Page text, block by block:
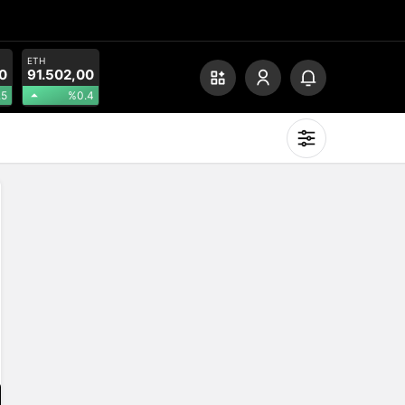
ETH
91.502,00
%0.4
Mod
değiştir